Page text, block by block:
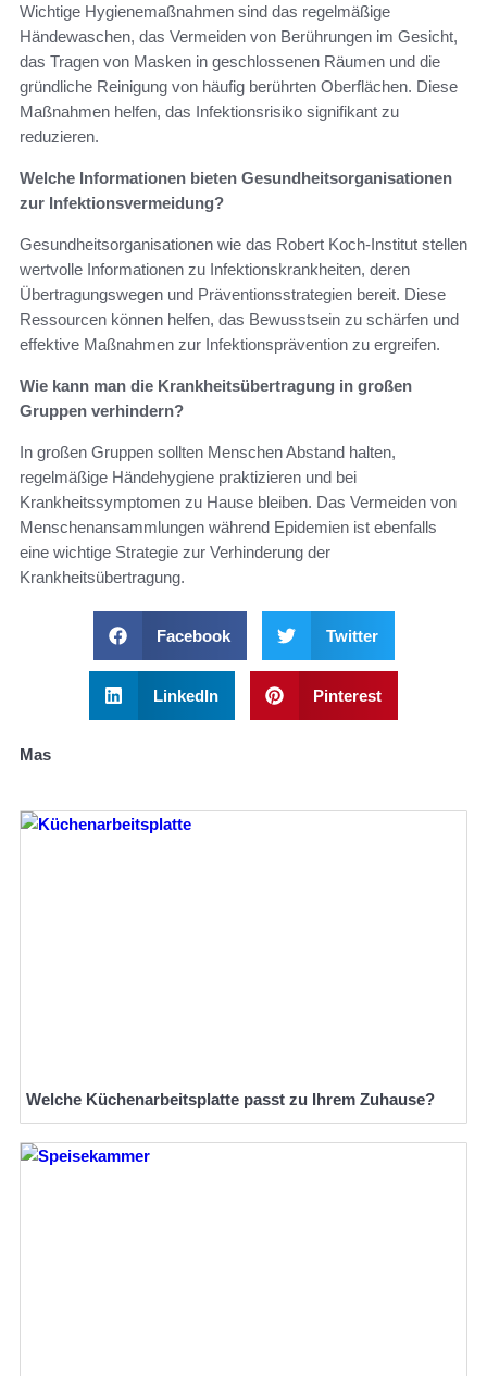
Wichtige Hygienemaßnahmen sind das regelmäßige
Händewaschen, das Vermeiden von Berührungen im Gesicht,
das Tragen von Masken in geschlossenen Räumen und die
gründliche Reinigung von häufig berührten Oberflächen. Diese
Maßnahmen helfen, das Infektionsrisiko signifikant zu
reduzieren.
Welche Informationen bieten Gesundheitsorganisationen
zur Infektionsvermeidung?
Gesundheitsorganisationen wie das Robert Koch-Institut stellen
wertvolle Informationen zu Infektionskrankheiten, deren
Übertragungswegen und Präventionsstrategien bereit. Diese
Ressourcen können helfen, das Bewusstsein zu schärfen und
effektive Maßnahmen zur Infektionsprävention zu ergreifen.
Wie kann man die Krankheitsübertragung in großen
Gruppen verhindern?
In großen Gruppen sollten Menschen Abstand halten,
regelmäßige Händehygiene praktizieren und bei
Krankheitssymptomen zu Hause bleiben. Das Vermeiden von
Menschenansammlungen während Epidemien ist ebenfalls
eine wichtige Strategie zur Verhinderung der
Krankheitsübertragung.
Facebook Twitter
LinkedIn Pinterest
Mas
Welche Küchenarbeitsplatte passt zu Ihrem Zuhause?